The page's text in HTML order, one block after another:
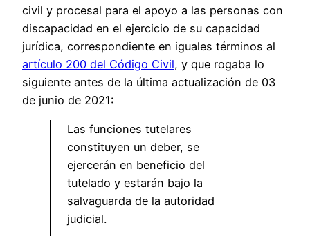
civil y procesal para el apoyo a las personas con
discapacidad en el ejercicio de su capacidad
jurídica, correspondiente en iguales términos al
artículo 200 del Código Civil, y que rogaba lo
siguiente antes de la última actualización de 03
de junio de 2021:
Las funciones tutelares
constituyen un deber, se
ejercerán en beneficio del
tutelado y estarán bajo la
salvaguarda de la autoridad
judicial.